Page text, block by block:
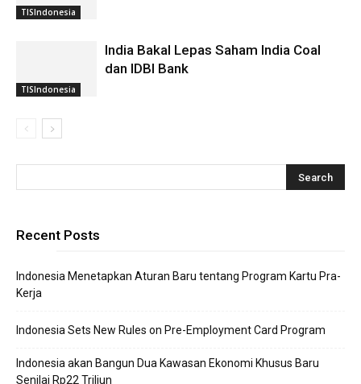
TISIndonesia
TISIndonesia
India Bakal Lepas Saham India Coal
dan IDBI Bank
Recent Posts
Indonesia Menetapkan Aturan Baru tentang Program Kartu Pra-
Kerja
Indonesia Sets New Rules on Pre-Employment Card Program
Indonesia akan Bangun Dua Kawasan Ekonomi Khusus Baru
Senilai Rp22 Triliun